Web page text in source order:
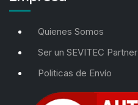
Quienes Somos
Ser un SEVITEC Partner
Politicas de Envío